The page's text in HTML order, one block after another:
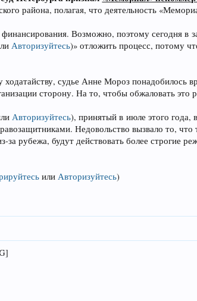
района, полагая, что деятельность
Возможно, поэтому сегодня в
Авторизуйтесь)» отложить процесс, потому
судье Анне Мороз понадобилось
сторону. На то, чтобы обжаловать это
Авторизуйтесь), принятый в июле этого года,
Недовольство вызвало то,
рубежа, будут действовать более строгие
илиАвторизуйтесь)